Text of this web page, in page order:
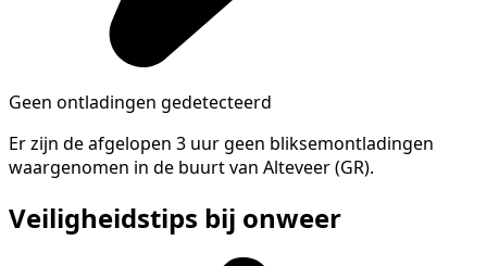
Geen ontladingen gedetecteerd
Er zijn de afgelopen 3 uur geen bliksemontladingen
waargenomen in de buurt van Alteveer (GR).
Veiligheidstips bij onweer